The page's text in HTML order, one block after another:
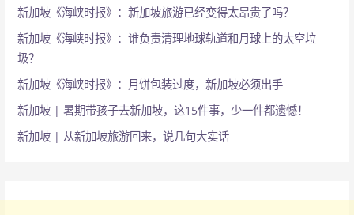
新加坡《海峡时报》：新加坡旅游已经变得太昂贵了吗？
新加坡《海峡时报》：谁负责清理地球轨道和月球上的太空垃
圾？
新加坡《海峡时报》：月饼包装过度，新加坡必须出手
新加坡 | 暑期带孩子去新加坡，这15件事，少一件都遗憾！
新加坡 | 从新加坡旅游回来，说几句大实话